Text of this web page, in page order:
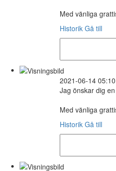
Med vänliga
Historik Gå till
2021-06-14 05:10
Jag önskar dig
Med vänliga
Historik Gå till